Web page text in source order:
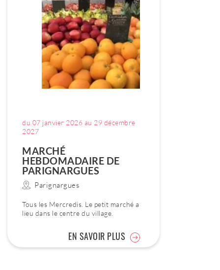
du 07 janvier 2026 au 29 décembre
2027
MARCHÉ
HEBDOMADAIRE DE
PARIGNARGUES
Parignargues
Tous les Mercredis. Le petit marché a
lieu dans le centre du village.
EN SAVOIR PLUS